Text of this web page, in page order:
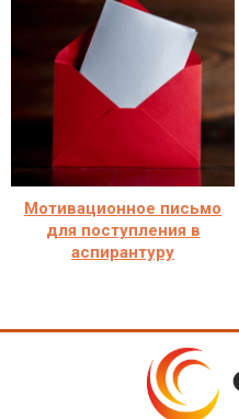
Мотивационное письмо
для поступления в
аспирантуру